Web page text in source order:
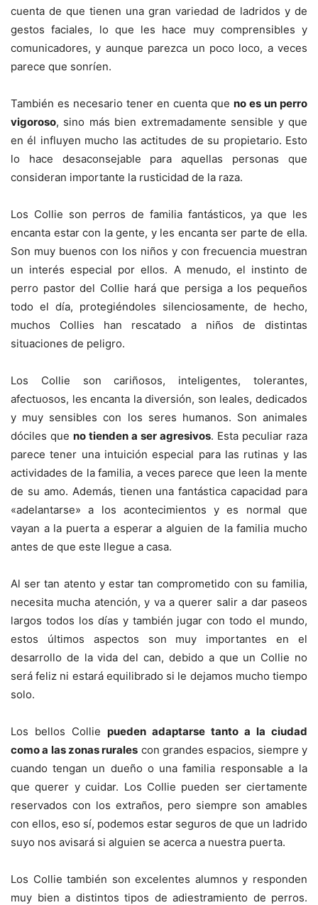
cuenta de que tienen una gran variedad de ladridos y de
gestos faciales, lo que les hace muy comprensibles y
comunicadores, y aunque parezca un poco loco, a veces
parece que sonríen.
También es necesario tener en cuenta que no es un perro
vigoroso, sino más bien extremadamente sensible y que
en él influyen mucho las actitudes de su propietario. Esto
lo hace desaconsejable para aquellas personas que
consideran importante la rusticidad de la raza.
Los Collie son perros de familia fantásticos, ya que les
encanta estar con la gente, y les encanta ser parte de ella.
Son muy buenos con los niños y con frecuencia muestran
un interés especial por ellos. A menudo, el instinto de
perro pastor del Collie hará que persiga a los pequeños
todo el día, protegiéndoles silenciosamente, de hecho,
muchos Collies han rescatado a niños de distintas
situaciones de peligro.
Los Collie son cariñosos, inteligentes, tolerantes,
afectuosos, les encanta la diversión, son leales, dedicados
y muy sensibles con los seres humanos. Son animales
dóciles que no tienden a ser agresivos. Esta peculiar raza
parece tener una intuición especial para las rutinas y las
actividades de la familia, a veces parece que leen la mente
de su amo. Además, tienen una fantástica capacidad para
«adelantarse» a los acontecimientos y es normal que
vayan a la puerta a esperar a alguien de la familia mucho
antes de que este llegue a casa.
Al ser tan atento y estar tan comprometido con su familia,
necesita mucha atención, y va a querer salir a dar paseos
largos todos los días y también jugar con todo el mundo,
estos últimos aspectos son muy importantes en el
desarrollo de la vida del can, debido a que un Collie no
será feliz ni estará equilibrado si le dejamos mucho tiempo
solo.
Los bellos Collie pueden adaptarse tanto a la ciudad
como a las zonas rurales con grandes espacios, siempre y
cuando tengan un dueño o una familia responsable a la
que querer y cuidar. Los Collie pueden ser ciertamente
reservados con los extraños, pero siempre son amables
con ellos, eso sí, podemos estar seguros de que un ladrido
suyo nos avisará si alguien se acerca a nuestra puerta.
Los Collie también son excelentes alumnos y responden
muy bien a distintos tipos de adiestramiento de perros.